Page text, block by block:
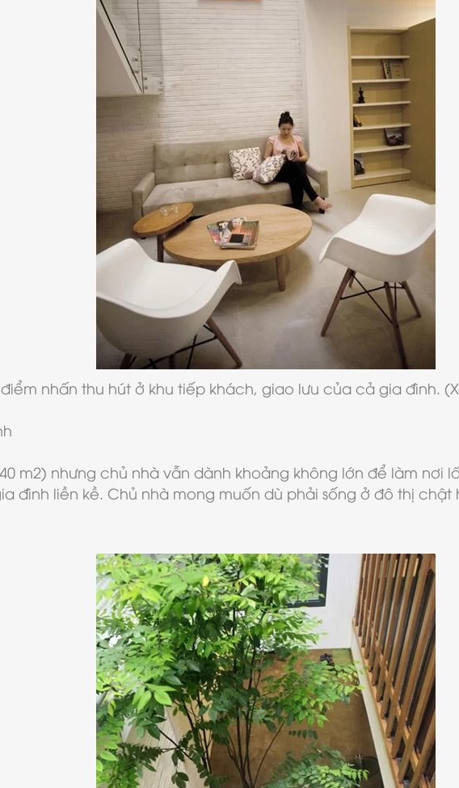
nhấn thu hút ở khu tiếp khách, giao lưu của cả gia đình.
m2) nhưng chủ nhà vẫn dành khoảng không lớn để làm nơi
đình liền kề. Chủ nhà mong muốn dù phải sống ở đô thị